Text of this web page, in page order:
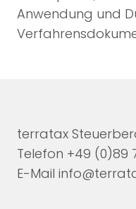
Anwendung und
terratax
Telefon +49 (0)89
E-Mail